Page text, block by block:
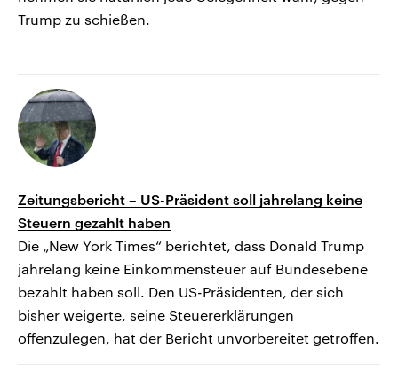
Trump zu schießen.
Zeitungsbericht – US-Präsident soll jahrelang keine
Steuern gezahlt haben
Die „New York Times“ berichtet, dass Donald Trump
jahrelang keine Einkommensteuer auf Bundesebene
bezahlt haben soll. Den US-Präsidenten, der sich
bisher weigerte, seine Steuererklärungen
offenzulegen, hat der Bericht unvorbereitet getroffen.